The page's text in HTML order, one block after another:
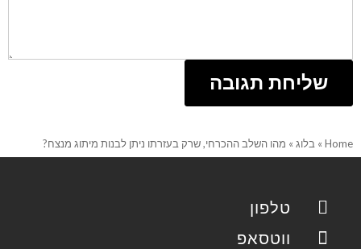
Home
»בלוג»מהו השלב ההכרחי, שרק בעזרתו ניתן לבנות מיתוג מנצח?
טלפון
ווטסאפ